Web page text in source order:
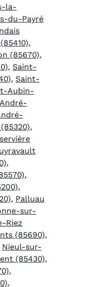
la-
du-Payré
,
(85670),
, Saint-
, Saint-
Aubin-
,
,
,
,
, Palluau
sur-
Riez
(85690),
Nieul-sur-
(85430),
,
,